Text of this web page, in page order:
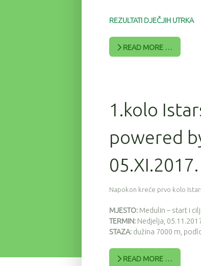
REZULTATI DJEČJIH UTRKA
READ MORE …
1.kolo
powered
05.XI.2017.
Napokon kreće prvo kolo
MJESTO: Medulin – start i
TERMIN: Nedjelja,
STAZA: dužina 7000 m,
READ MORE …